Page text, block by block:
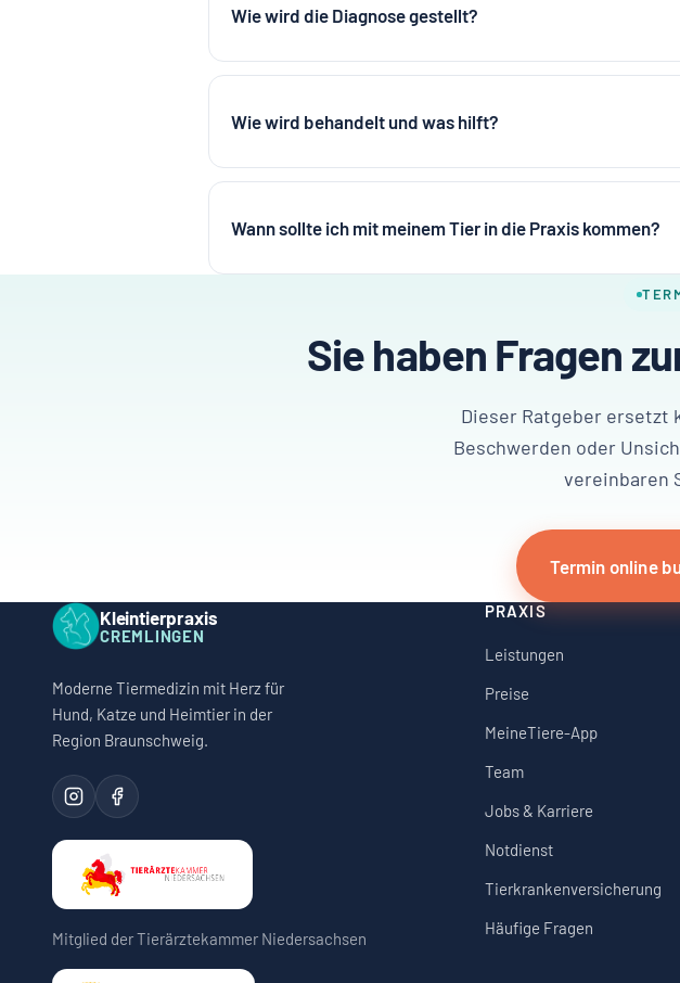
Wie wird die Diagnose gestellt?
Wie wird behandelt und was hilft?
Wann sollte ich mit meinem Tier in die Praxis kommen?
Sie haben Fragen
Dieser Ratgeber ersetzt
Beschwerden oder
vereinbaren
Termin online
Kleintierpraxis
CREMLINGEN
Moderne Tiermedizin mit Herz für
Hund, Katze und Heimtier in der
Region Braunschweig.
Mitglied der Tierärztekammer Niedersachsen
PRAXIS
Leistungen
Preise
MeineTiere-App
Team
Jobs & Karriere
Notdienst
Tierkrankenversicherung
Häufige Fragen